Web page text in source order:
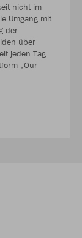
nicht im
Umgang mit
der
über
jeden Tag
„Our